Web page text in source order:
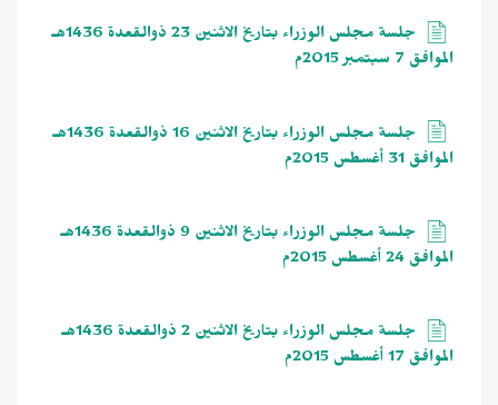
جلسة مجلس الوزراء بتاريخ الاثنين 23 ذوالقعدة 1436هـ
الموافق 7 سبتمبر 2015م
جلسة مجلس الوزراء بتاريخ الاثنين 16 ذوالقعدة 1436هـ
الموافق 31 أغسطس 2015م
جلسة مجلس الوزراء بتاريخ الاثنين 9 ذوالقعدة 1436هـ
الموافق 24 أغسطس 2015م
جلسة مجلس الوزراء بتاريخ الاثنين 2 ذوالقعدة 1436هـ
الموافق 17 أغسطس 2015م